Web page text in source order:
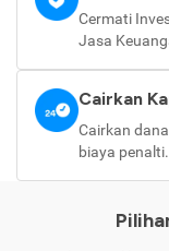
Cermati
Jasa
Cairkan
Cairkan
biaya penalti.